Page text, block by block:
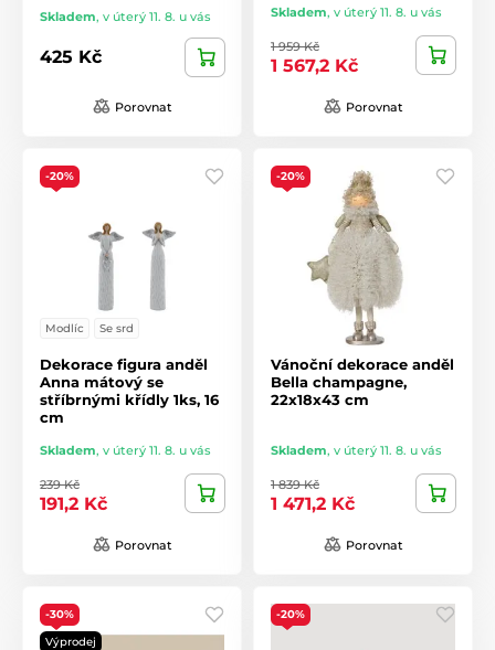
Skladem, v úterý 11. 8. u vás
425 Kč
Porovnat
Skladem, v úterý 11. 8. u vás
1 959 Kč
1 567,2 Kč
Porovnat
-20%
Modlíc Se srd
Dekorace figura anděl
Anna mátový se
stříbrnými křídly 1ks, 16
cm
Skladem, v úterý 11. 8. u vás
239 Kč
191,2 Kč
Porovnat
-20%
Vánoční dekorace anděl
Bella champagne,
22x18x43 cm
Skladem, v úterý 11. 8. u vás
1 839 Kč
1 471,2 Kč
Porovnat
-30%
Výprodej
-20%